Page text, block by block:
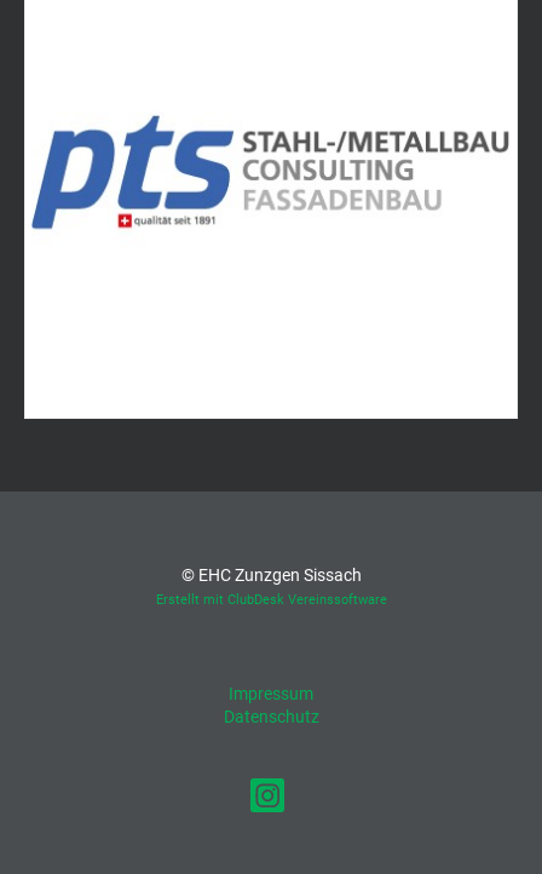
© EHC Zunzgen Sissach
Erstellt mit ClubDesk Vereinssoftware
Impressum
Datenschutz